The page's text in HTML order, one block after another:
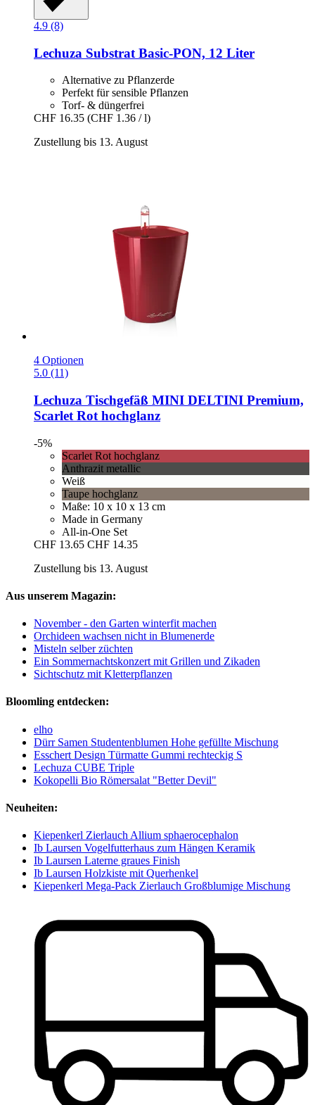
4.9 (8)
Lechuza Substrat Basic-​PON, 12 Liter
Alternative zu Pflanzerde
Perfekt für sensible Pflanzen
Torf- & düngerfrei
CHF 16.35 (CHF 1.36 / l)
Zustellung bis 13. August
4 Optionen
5.0 (11)
Lechuza Tischgefäß MINI DELTINI Premium,
Scarlet Rot hochglanz
-5%
Scarlet Rot hochglanz
Anthrazit metallic
Weiß
Taupe hochglanz
Maße: 10 x 10 x 13 cm
Made in Germany
All-in-One Set
CHF 13.65 CHF 14.35
Zustellung bis 13. August
Aus unserem Magazin:
November - den Garten winterfit machen
Orchideen wachsen nicht in Blumenerde
Misteln selber züchten
Ein Sommernachtskonzert mit Grillen und Zikaden
Sichtschutz mit Kletterpflanzen
Bloomling entdecken:
elho
Dürr Samen Studentenblumen Hohe gefüllte Mischung
Esschert Design Türmatte Gummi rechteckig S
Lechuza CUBE Triple
Kokopelli Bio Römersalat "Better Devil"
Neuheiten:
Kiepenkerl Zierlauch Allium sphaerocephalon
Ib Laursen Vogelfutterhaus zum Hängen Keramik
Ib Laursen Laterne graues Finish
Ib Laursen Holzkiste mit Querhenkel
Kiepenkerl Mega-Pack Zierlauch Großblumige Mischung